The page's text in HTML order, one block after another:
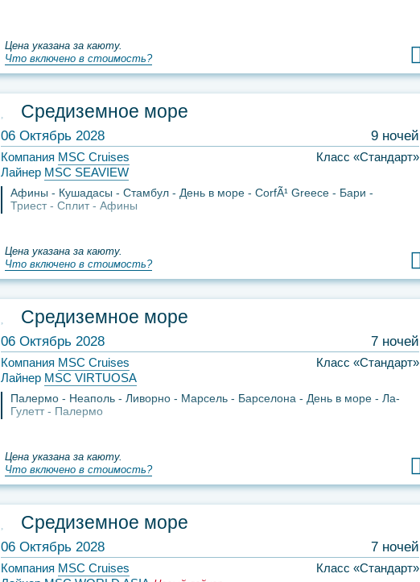
Цена указана за каюту.
Что включено в стоимость?
Средиземное море
9 ночей
06 Октябрь 2028
Компания MSC Cruises
Класс «Стандарт»
Лайнер MSC SEAVIEW
Афины Кушадасы Стамбул День в море CorfÃ¹ Greece
Бари
Триест
Сплит Афины
Цена указана за каюту.
Что включено в стоимость?
Средиземное море
7 ночей
06 Октябрь 2028
Компания MSC Cruises
Класс «Стандарт»
Лайнер MSC VIRTUOSA
Палермо Неаполь Ливорно Марсель Барселона День в море
Ла-
Гулетт
Палермо
Цена указана за каюту.
Что включено в стоимость?
Средиземное море
7 ночей
06 Октябрь 2028
Компания MSC Cruises
Класс «Стандарт»